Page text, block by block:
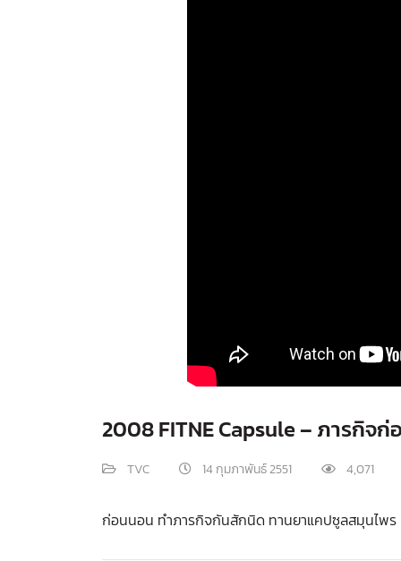
2008 FITNE Capsule – ภารกิจ
TVC 14 กุมภาพันธ์ 2551 4,071
ก่อนนอน ทำภารกิจกันสักนิด ทานยาแคปซูลสมุนไพ